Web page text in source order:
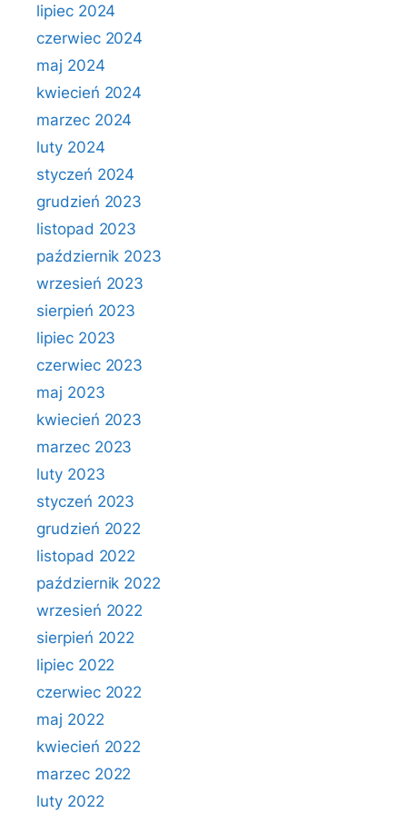
lipiec 2024
czerwiec 2024
maj 2024
kwiecień 2024
marzec 2024
luty 2024
styczeń 2024
grudzień 2023
listopad 2023
październik 2023
wrzesień 2023
sierpień 2023
lipiec 2023
czerwiec 2023
maj 2023
kwiecień 2023
marzec 2023
luty 2023
styczeń 2023
grudzień 2022
listopad 2022
październik 2022
wrzesień 2022
sierpień 2022
lipiec 2022
czerwiec 2022
maj 2022
kwiecień 2022
marzec 2022
luty 2022